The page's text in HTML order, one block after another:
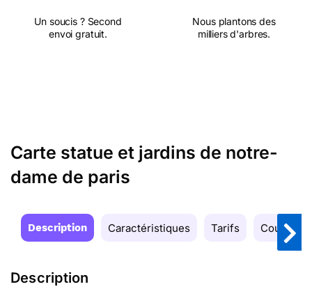
Un soucis ? Second
envoi gratuit.
Nous plantons des
milliers d'arbres.
Carte statue et jardins de notre-
dame de paris
Description Caractéristiques Tarifs Couleurs
Description